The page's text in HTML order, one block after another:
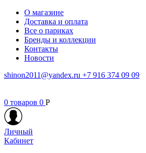
О магазине
Доставка и оплата
Все о париках
Бренды и коллекции
Контакты
Новости
shinon2011@yandex.ru +7 916 374 09 09
0 товаров 0 Р
Личный
Кабинет